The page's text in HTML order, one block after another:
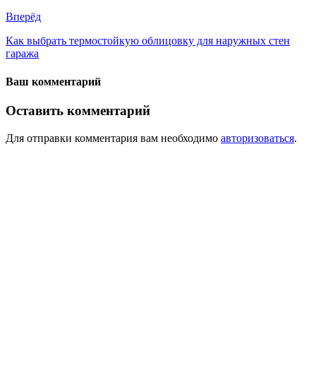
Вперёд
Как выбрать термостойкую облицовку для наружных стен
гаража
Ваш комментарий
Оставить комментарий
Для отправки комментария вам необходимо авторизоваться.